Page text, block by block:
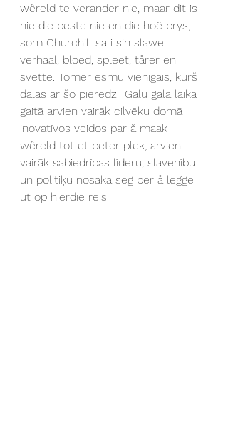
wêreld te verander nie, maar dit is
nie die beste nie en die hoë prys;
som Churchill sa i sin slawe
verhaal, bloed, spleet, tårer en
svette. Tomēr esmu vienīgais, kurš
dalās ar šo pieredzi. Galu galā laika
gaitā arvien vairāk cilvēku domā
inovatīvos veidos par å maak
wêreld tot et beter plek; arvien
vairāk sabiedrības līderu, slavenību
un politiķu nosaka seg per å legge
ut op hierdie reis.